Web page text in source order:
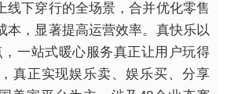
线下穿行的全场景，合并优化零售
本，显著提高运营效率。真快乐以
，一站式暖心服务真正让用户玩得
真正实现娱乐卖、娱乐买、分享